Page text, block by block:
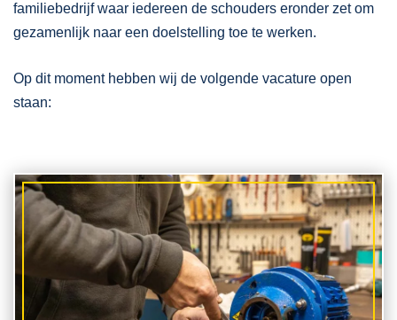
familiebedrijf waar iedereen de schouders eronder zet om
gezamenlijk naar een doelstelling toe te werken.
Op dit moment hebben wij de volgende vacature open
staan: